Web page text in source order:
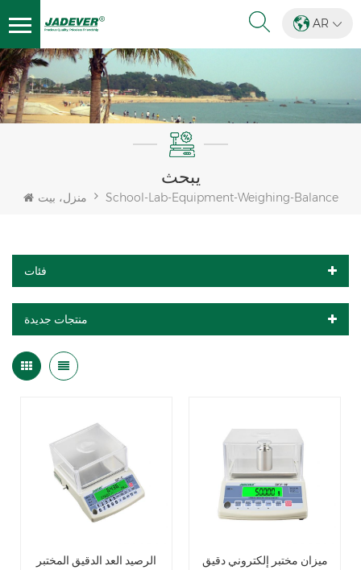
AR
يبحث
منزل، بيت School-Lab-Equipment-Weighing-Balance
فئات
منتجات جديدة
الرصيد العد الدقيق المختبر
ميزان مختبر إلكتروني دقيق